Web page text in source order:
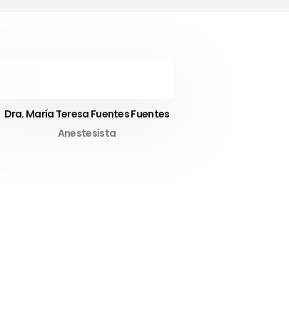
Dra. María Teresa Fuentes Fuentes
Anestesista